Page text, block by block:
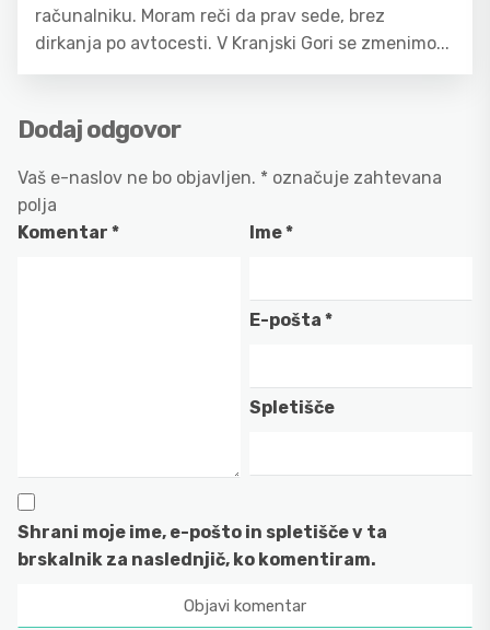
računalniku. Moram reči da prav sede, brez
dirkanja po avtocesti. V Kranjski Gori se zmenimo...
Dodaj odgovor
Vaš e-naslov ne bo objavljen. * označuje zahtevana
polja
Komentar * Ime*
E-pošta*
Spletišče
Shrani moje ime, e-pošto in spletišče v ta
brskalnik za naslednjič, ko komentiram.